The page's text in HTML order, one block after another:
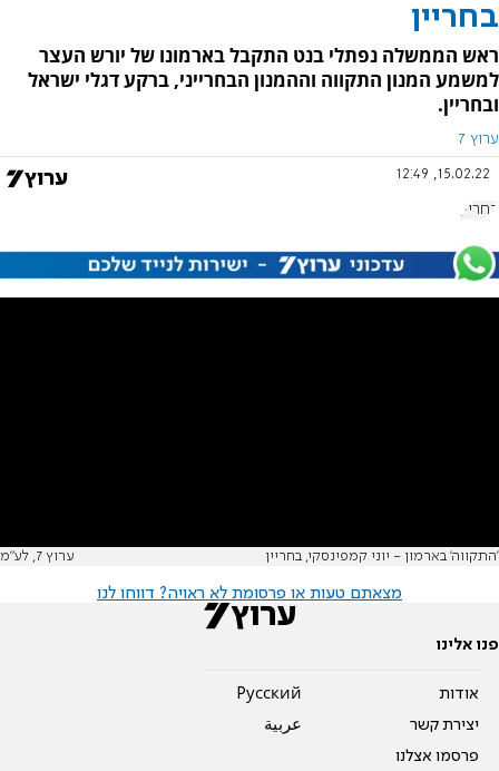
בחריין
ראש הממשלה נפתלי בנט התקבל בארמונו של יורש העצר
למשמע המנון התקווה וההמנון הבחרייני, ברקע דגלי ישראל
ובחריין.
ערוץ 7
15.02.22, 12:49
בחריין
'התקווה' בארמון - יוני קמפינסקי, בחריין ערוץ 7, לע"מ
מצאתם טעות או פרסומת לא ראויה? דווחו לנו
פנו אלינו
אודות
יצירת קשר
פרסמו אצלנו
Pусский
عربية